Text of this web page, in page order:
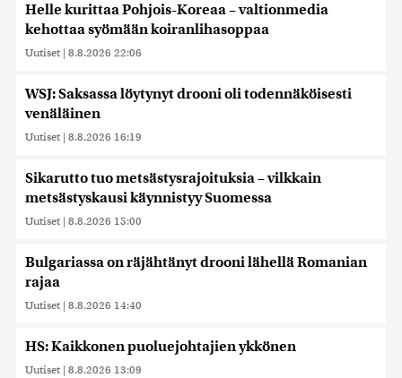
Helle kurittaa Pohjois-Koreaa – valtionmedia
kehottaa syömään koiranlihasoppaa
Uutiset | 8.8.2026 22:06
WSJ: Saksassa löytynyt drooni oli todennäköisesti
venäläinen
Uutiset | 8.8.2026 16:19
Sikarutto tuo metsästysrajoituksia – vilkkain
metsästyskausi käynnistyy Suomessa
Uutiset | 8.8.2026 15:00
Bulgariassa on räjähtänyt drooni lähellä Romanian
rajaa
Uutiset | 8.8.2026 14:40
HS: Kaikkonen puoluejohtajien ykkönen
Uutiset | 8.8.2026 13:09